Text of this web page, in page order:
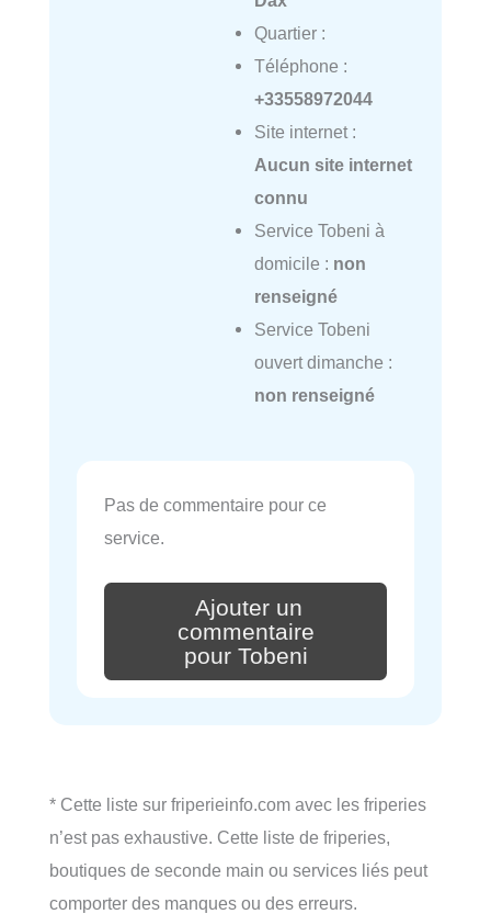
Quartier :
Téléphone :
+33558972044
Site internet :
Aucun site internet
connu
Service Tobeni à
domicile : non
renseigné
Service Tobeni
ouvert dimanche :
non renseigné
Pas de commentaire pour ce
service.
Ajouter un
commentaire
pour Tobeni
* Cette liste sur friperieinfo.com avec les friperies
n’est pas exhaustive. Cette liste de friperies,
boutiques de seconde main ou services liés peut
comporter des manques ou des erreurs.